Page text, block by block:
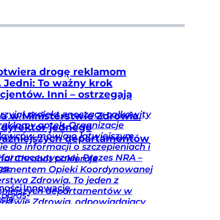
drogę reklamom
Jedni: To ważny krok
Inni – ostrzegają
projekt znoszący całkowity
aptek. Organizacje
mówią o łatwiejszym
do informacji o szczepieniach i
Prezes NRA –
Innowacje
w Ministerstwie Zdrowia.
jednego
departamentów
Chrobot pokieruje
Opieki Koordynowanej
Zdrowia. To jeden z
departamentów w
Zdrowia, odpowiadający